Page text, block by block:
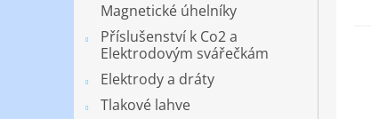
Magnetické úhelníky
Příslušenství k Co2 a
Elektrodovým svářečkám
Elektrody a dráty
Tlakové lahve